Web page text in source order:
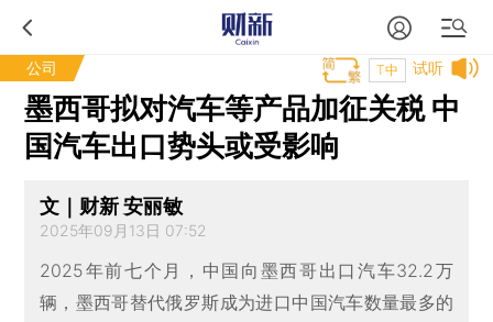
公司 试听
T中
墨西哥拟对汽车等产品加征关税 中
国汽车出口势头或受影响
文｜财新 安丽敏
2025年09月13日 07:52
2025年前七个月，中国向墨西哥出口汽车32.2万
辆，墨西哥替代俄罗斯成为进口中国汽车数量最多的